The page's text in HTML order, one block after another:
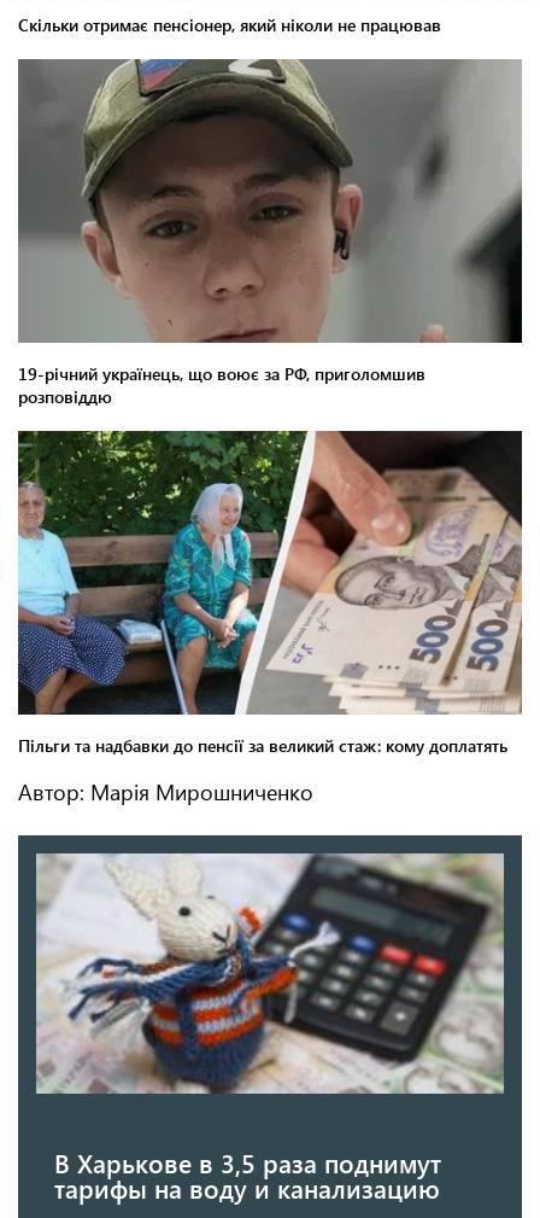
Автор: Марія Мирошниченко
В Харькове в 3,5 раза поднимут
тарифы на воду и канализацию